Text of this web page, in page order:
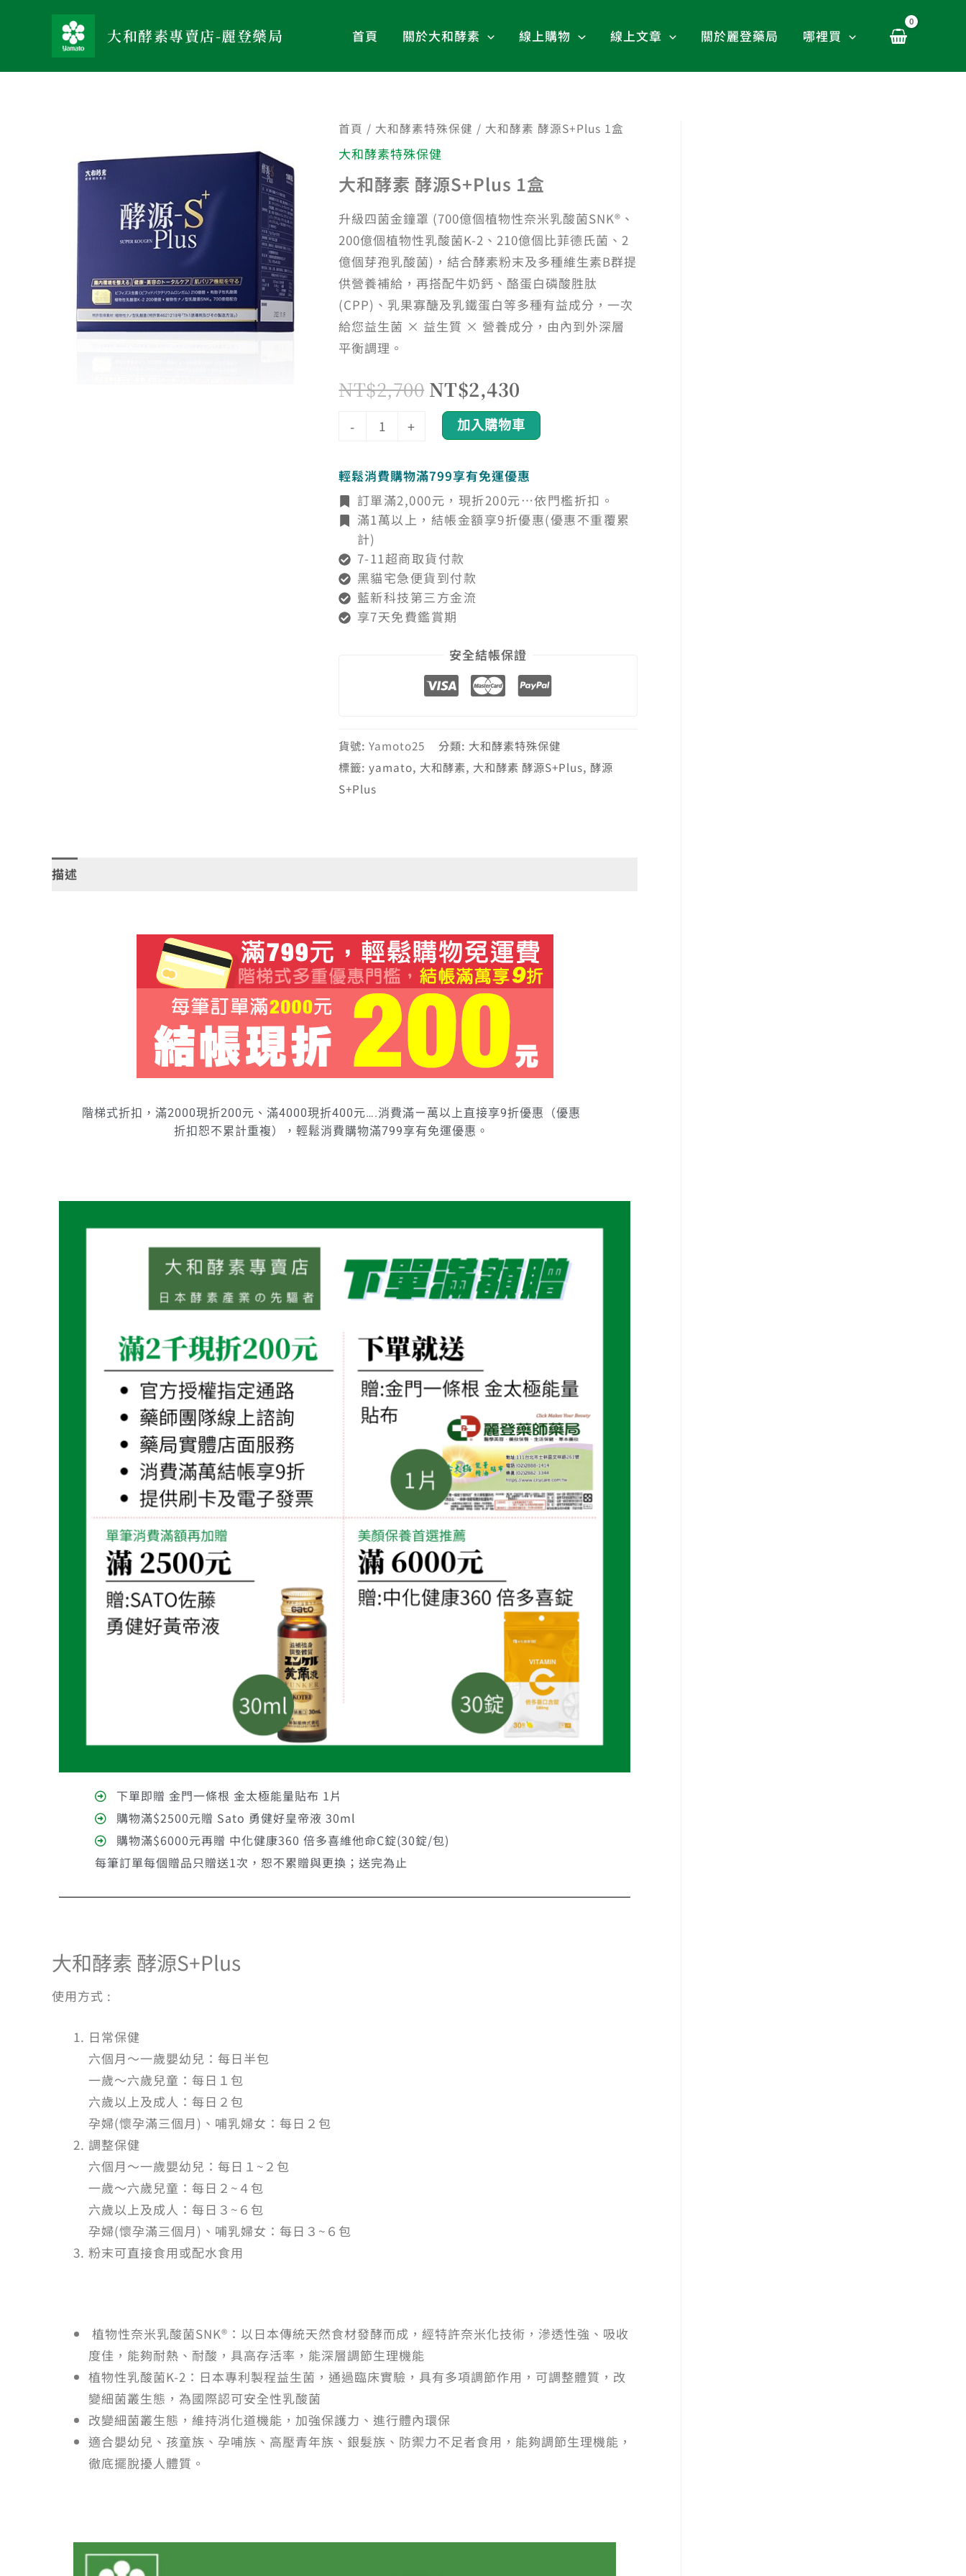
要
大和酵素專賣店-麗登藥局 首頁 關於大和酵素 線上購物 線上文章 關於麗登藥局 哪裡買
首頁 / 大和酵素特殊保健 / 大和酵素 酵源S+Plus 1盒
大和酵素特殊保健
大和酵素 酵源S+Plus 1盒
升級四菌金鐘罩 (700億個植物性奈米乳酸菌SNK®、
200億個植物性乳酸菌K-2、210億個比菲德氏菌、2
億個芽孢乳酸菌)，結合酵素粉末及多種維生素B群提
供營養補給，再搭配牛奶鈣、酪蛋白磷酸胜肽
(CPP)、乳果寡醣及乳鐵蛋白等多種有益成分，一次
給您益生菌 × 益生質 × 營養成分，由內到外深層
平衡調理。
NT$2,700
原
始
價
格：
NT$2,700。
NT$2,430
目
前
價
格：
NT$2,430。
-
大
和
酵
素
酵
源
S+Plus
1
盒
數
量
+ 加入購物車
輕鬆消費購物滿799享有免運優惠
訂單滿2,000元，現折200元…依門檻折扣。
滿1萬以上，結帳金額享9折優惠(優惠不重覆累
計)
7-11超商取貨付款
黑貓宅急便貨到付款
藍新科技第三方金流
享7天免費鑑賞期
安全結帳保證
貨號:Yamoto25 分類: 大和酵素特殊保健
標籤:yamato, 大和酵素, 大和酵素 酵源S+Plus,酵源
S+Plus
描述
階梯式折扣，滿2000現折200元、滿4000現折400元….消費滿ㄧ萬以上直接享9折優惠（優惠
折扣恕不累計重複），輕鬆消費購物滿799享有免運優惠。
下單即贈 金門一條根 金太極能量貼布 1片
購物滿$2500元贈 Sato 勇健好皇帝液 30ml
購物滿$6000元再贈 中化健康360 倍多喜維他命C錠(30錠/包)
每筆訂單每個贈品只贈送1次，恕不累贈與更換；送完為止
大和酵素 酵源S+Plus
使用方式 :
日常保健
六個月～一歲嬰幼兒：每日半包
一歲～六歲兒童：每日１包
六歲以上及成人：每日２包
孕婦(懷孕滿三個月)、哺乳婦女：每日２包
調整保健
六個月～一歲嬰幼兒：每日１~２包
一歲～六歲兒童：每日２~４包
六歲以上及成人：每日３~６包
孕婦(懷孕滿三個月)、哺乳婦女：每日３~６包
粉末可直接食用或配水食用
植物性奈米乳酸菌SNK®：以日本傳統天然食材發酵而成，經特許奈米化技術，滲透性強、吸收
度佳，能夠耐熱、耐酸，具高存活率，能深層調節生理機能
植物性乳酸菌K-2：日本專利製程益生菌，通過臨床實驗，具有多項調節作用，可調整體質，改
變細菌叢生態，為國際認可安全性乳酸菌
改變細菌叢生態，維持消化道機能，加強保護力、進行體內環保
適合嬰幼兒、孩童族、孕哺族、高壓青年族、銀髮族、防禦力不足者食用，能夠調節生理機能，
徹底擺脫擾人體質。